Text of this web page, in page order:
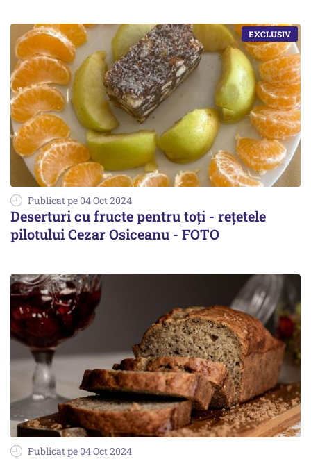
Publicat pe 04 Oct 2024
Deserturi cu fructe pentru toți - rețetele
pilotului Cezar Osiceanu - FOTO
Publicat pe 04 Oct 2024